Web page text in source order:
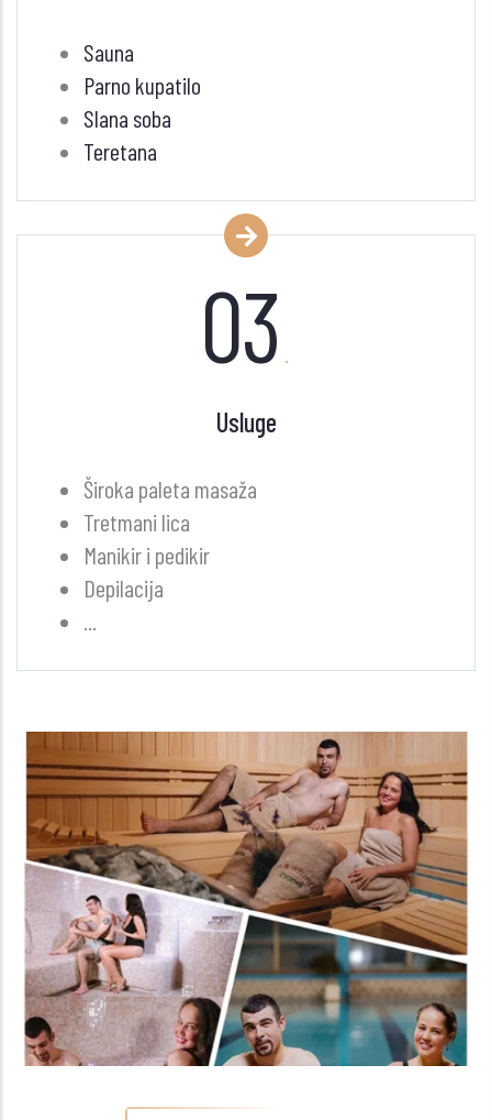
Sauna
Parno kupatilo
Slana soba
Teretana
03 .
Usluge
Široka paleta masaža
Tretmani lica
Manikir i pedikir
Depilacija